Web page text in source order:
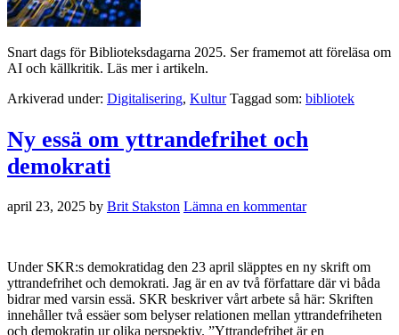
Snart dags för Biblioteksdagarna 2025. Ser framemot att föreläsa om
AI och källkritik. Läs mer i artikeln.
Arkiverad under: Digitalisering, Kultur Taggad som: bibliotek
Ny essä om yttrandefrihet och
demokrati
april 23, 2025 by Brit Stakston Lämna en kommentar
Under SKR:s demokratidag den 23 april släpptes en ny skrift om
yttrandefrihet och demokrati. Jag är en av två författare där vi båda
bidrar med varsin essä. SKR beskriver vårt arbete så här: Skriften
innehåller två essäer som belyser relationen mellan yttrandefriheten
och demokratin ur olika perspektiv. ”Yttrandefrihet är en